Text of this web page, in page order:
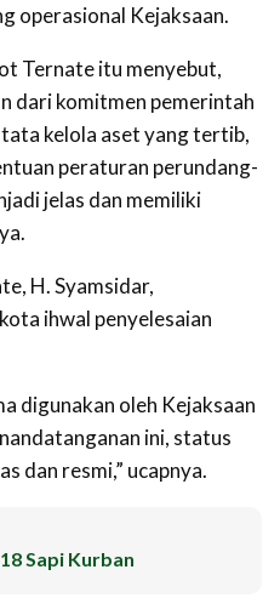
operasional Kejaksaan.
Ternate itu menyebut,
dari komitmen pemerintah
kelola aset yang tertib,
peraturan perundang-
jelas dan memiliki
H. Syamsidar,
ihwal penyelesaian
digunakan oleh Kejaksaan
ini, status
dan resmi,” ucapnya.
Sapi Kurban